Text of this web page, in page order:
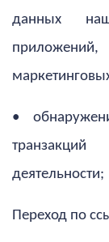
данных
•
деятельности;
Переход по